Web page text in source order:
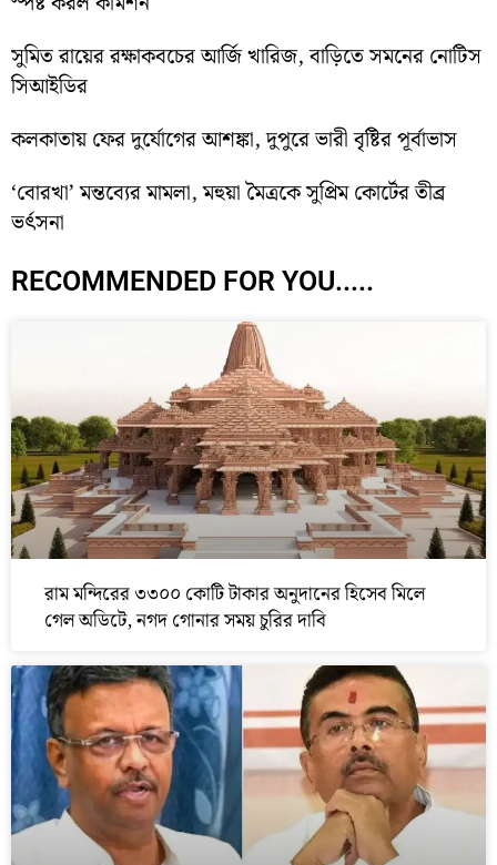
সুমিত রায়ের রক্ষাকবচের আর্জি খারিজ, বাড়িতে সমনের নোটিস
সিআইডির
কলকাতায় ফের দুর্যোগের আশঙ্কা, দুপুরে ভারী বৃষ্টির পূর্বাভাস
‘বোরখা’ মন্তব্যের মামলা, মহুয়া মৈত্রকে সুপ্রিম কোর্টের তীব্র
ভর্ৎসনা
RECOMMENDED FOR YOU.....
রাম মন্দিরের ৩৩০০ কোটি টাকার অনুদানের হিসেব মিলে
গেল অডিটে, নগদ গোনার সময় চুরির দাবি